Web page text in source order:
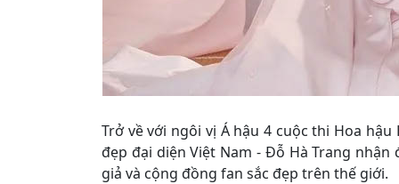
Trở về với ngôi vị Á hậu 4 cuộc thi Hoa
đẹp đại diện Việt Nam - Đỗ Hà Trang
giả và cộng đồng fan sắc đẹp trên thế giới.